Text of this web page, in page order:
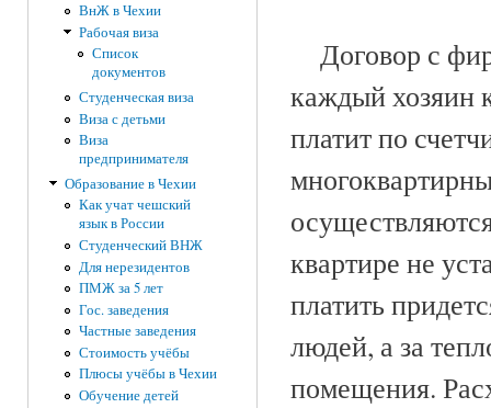
ВнЖ в Чехии
Рабочая виза
Список
документов
Студенческая виза
Виза с детьми
Виза
предпринимателя
Образование в Чехии
Как учат чешский
язык в России
Студенческий ВНЖ
Для нерезидентов
ПМЖ за 5 лет
Гос. заведения
Частные заведения
Стоимость учёбы
Плюсы учёбы в Чехии
Обучение детей
Договор с
каждый хозяин
платит по
квартире не
платить
людей, а за
помещения.